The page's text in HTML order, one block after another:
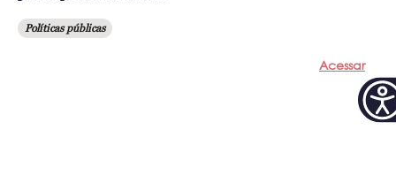
Políticas públicas
Acessar